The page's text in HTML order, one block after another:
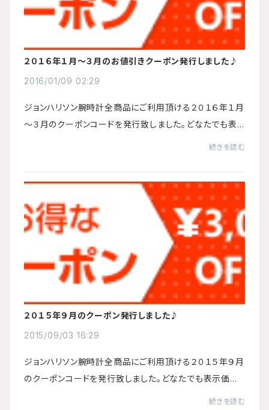
２０１６年１月～３月のお値引きクーポン発行しました♪
2016/01/09 02:29
ジョンハリソン腕時計全商品にご利用頂ける２０１６年１月
～３月のクーポンコードを発行致しました。どなたでも表
続きを読む
２０１５年９月のクーポン発行しました♪
2015/09/03 16:29
ジョンハリソン腕時計全商品にご利用頂ける２０１５年９月
のクーポンコードを発行致しました。どなたでも表示価格
続きを読む